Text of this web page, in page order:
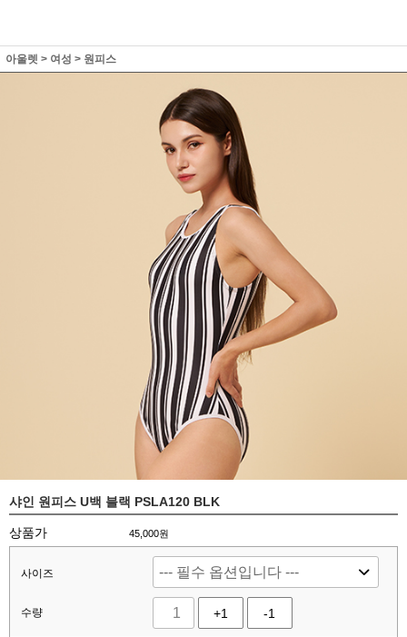
아울렛 > 여성 > 원피스
샤인 원피스 U백 블랙 PSLA120 BLK
상품가 45,000원
사이즈
수량 +1 -1